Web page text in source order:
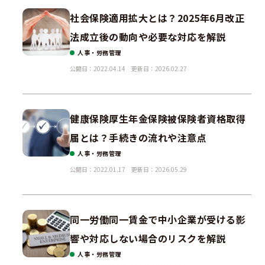
社会保険適用拡大とは？2025年6月改正
法成立後の動向や必要な対応を解説
人事・労務管理
公開日：2022.04.14
更新日：2026.02.27
健康保険厚生年金保険被保険者資格取得
届とは？手続きの流れや注意点
人事・労務管理
公開日：2022.01.17
更新日：2026.05.29
同一労働同一賃金で中小企業が受ける影
響や対応しない場合のリスクを解説
人事・労務管理